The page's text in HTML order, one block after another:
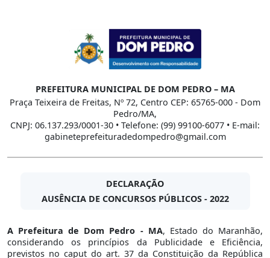
PREFEITURA MUNICIPAL DE DOM PEDRO – MA
Praça Teixeira de Freitas, Nº 72, Centro CEP: 65765-000 - Dom
Pedro/MA,
CNPJ: 06.137.293/0001-30 • Telefone: (99) 99100-6077 • E-mail:
gabineteprefeituradedompedro@gmail.com
DECLARAÇÃO
AUSÊNCIA DE CONCURSOS PÚBLICOS - 2022
A Prefeitura de Dom Pedro - MA, Estado do Maranhão,
considerando os princípios da Publicidade e Eficiência,
previstos no caput do art. 37 da Constituição da República